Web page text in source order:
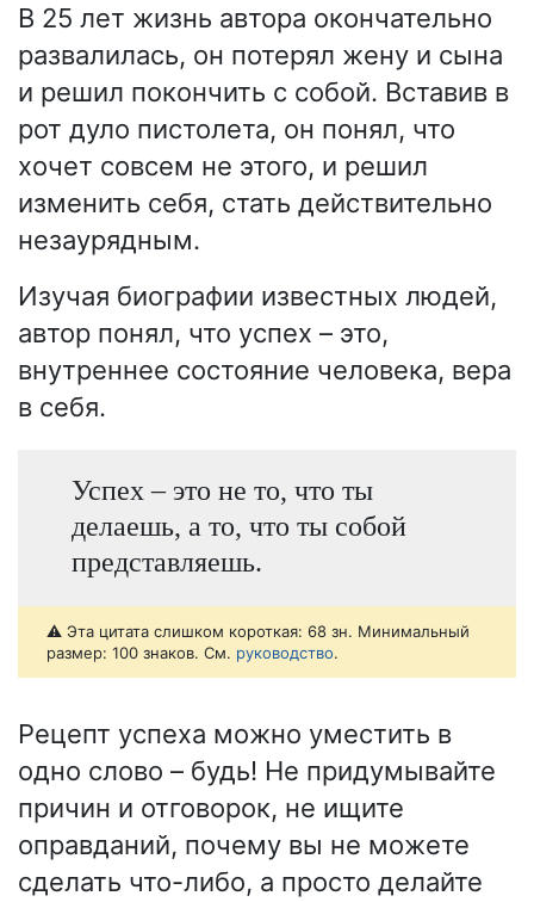
В 25 лет жизнь автора окончательно
развалилась, он потерял жену и сына
и решил покончить с собой. Вставив в
рот дуло пистолета, он понял, что
хочет совсем не этого, и решил
изменить себя, стать действительно
незаурядным.
Изучая биографии известных людей,
автор понял, что успех – это,
внутреннее состояние человека, вера
в себя.
Успех – это не то, что ты
делаешь, а то, что ты собой
представляешь.
⚠️ Эта цитата слишком короткая: 68 зн. Минимальный
размер: 100 знаков. См. руководство.
Рецепт успеха можно уместить в
одно слово – будь! Не придумывайте
причин и отговорок, не ищите
оправданий, почему вы не можете
сделать что-либо, а просто делайте